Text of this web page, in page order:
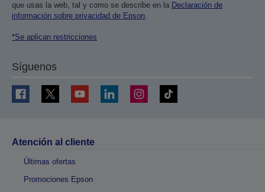
que usas la web, tal y como se describe en la Declaración de
información sobre privacidad de Epson.
*Se aplican restricciones
Síguenos
Atención al cliente
Últimas ofertas
Promociones Epson